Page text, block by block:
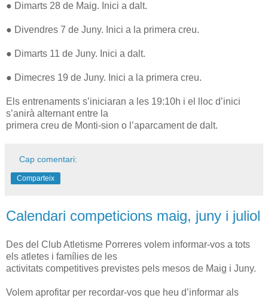
● Dimarts 28 de Maig. Inici a dalt.
● Divendres 7 de Juny. Inici a la primera creu.
● Dimarts 11 de Juny. Inici a dalt.
● Dimecres 19 de Juny. Inici a la primera creu.
Els entrenaments s’iniciaran a les 19:10h i el lloc d’inici
s’anirà alternant entre la
primera creu de Monti-sion o l’aparcament de dalt.
Cap comentari:
Comparteix
Calendari competicions maig, juny i juliol
Des del Club Atletisme Porreres volem informar-vos a tots
els atletes i famílies de les
activitats competitives previstes pels mesos de Maig i Juny.
Volem aprofitar per recordar-vos que heu d’informar als